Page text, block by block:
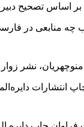
اساس تصحیح
نشر زوار